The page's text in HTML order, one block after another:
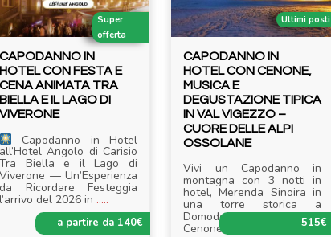
Super
offerta
CAPODANNO IN
HOTEL CON FESTA E
CENA ANIMATA TRA
BIELLA E IL LAGO DI
VIVERONE
Capodanno in Hotel
all’Hotel Angolo di Carisio
Tra Biella e il Lago di
Viverone — Un’Esperienza
da Ricordare Festeggia
l’arrivo del 2026 in .....
a partire da 140€
Ultimi posti
CAPODANNO IN
HOTEL CON CENONE,
MUSICA E
DEGUSTAZIONE TIPICA
IN VAL VIGEZZO –
CUORE DELLE ALPI
OSSOLANE
Vivi un Capodanno in
montagna con 3 notti in
hotel, Merenda Sinoira in
una torre storica a
Domodossola e Gran
Cenone con musica. Se.....
515€